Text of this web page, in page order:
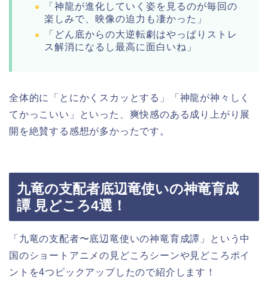
「神龍が進化していく姿を見るのが毎回の
楽しみで、映像の迫力も凄かった」
「どん底からの大逆転劇はやっぱりストレ
ス解消になるし最高に面白いね」
全体的に「とにかくスカッとする」「神龍が神々しく
てかっこいい」といった、爽快感のある成り上がり展
開を絶賛する感想が多かったです。
九竜の支配者底辺竜使いの神竜育成
譚 見どころ4選！
「九竜の支配者〜底辺竜使いの神竜育成譚」という中
国 のショートアニメの見どころシーンや見どころポイ
ントを4つピックアップしたので紹介します！